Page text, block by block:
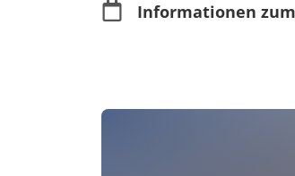
Informationen
Für Kinder &